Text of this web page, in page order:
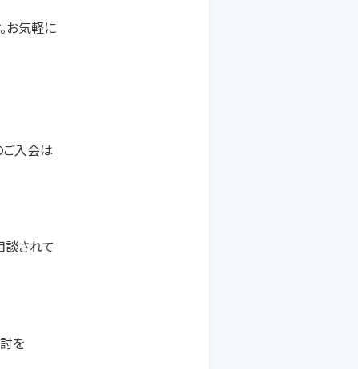
お気軽に
ご入会は
談されて
を